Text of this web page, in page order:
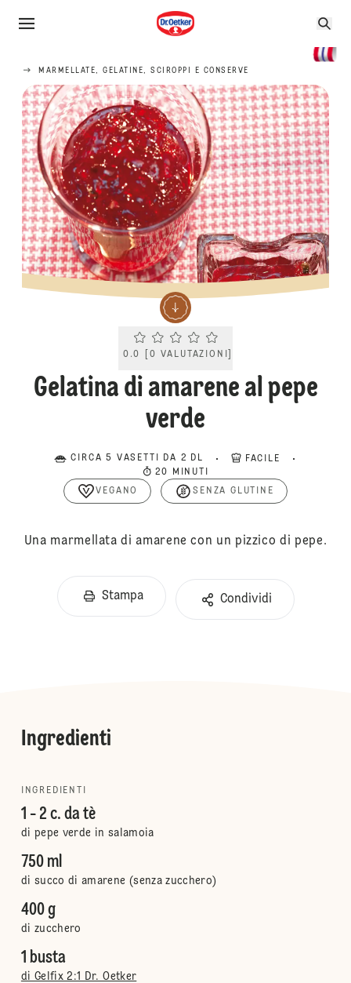
MARMELLATE, GELATINE, SCIROPPI E CONSERVE
Current rating 0.0. Click to rate.
0.0 0 VALUTAZIONI
Gelatina di amarene al pepe
verde
CIRCA 5 VASETTI DA 2 DL
FACILE
20 MINUTI
VEGANO
SENZA GLUTINE
Una marmellata di amarene con un pizzico di pepe.
Stampa Condividi
Ingredienti
INGREDIENTI
1 - 2 c. da tè
di pepe verde in salamoia
750 ml
di succo di amarene (senza zucchero)
400 g
di zucchero
1 busta
di Gelfix 2:1 Dr. Oetker